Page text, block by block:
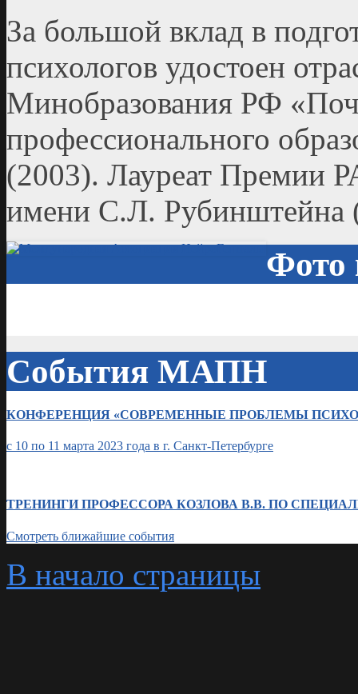
За большой вклад в
психологов удостоен
Минобразования РФ
профессионального
(2003). Лауреат Премии
имени С.Л. Рубинштейна
Фото
События МАПН
КОНФЕРЕНЦИЯ «СОВРЕМЕННЫЕ ПРОБЛЕМЫ
с 10 по 11 марта 2023 года в г. Санкт-Петербурге
ТРЕНИНГИ ПРОФЕССОРА КОЗЛОВА В.В. ПО
Смотреть ближайшие события
В начало страницы